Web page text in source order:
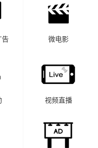
告 微电影
视频直播